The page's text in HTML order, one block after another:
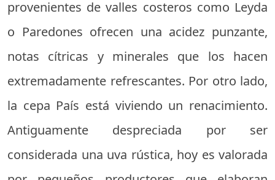
provenientes de valles costeros como Leyda
o Paredones ofrecen una acidez punzante,
notas cítricas y minerales que los hacen
extremadamente refrescantes. Por otro lado,
la cepa País está viviendo un renacimiento.
Antiguamente despreciada por ser
considerada una uva rústica, hoy es valorada